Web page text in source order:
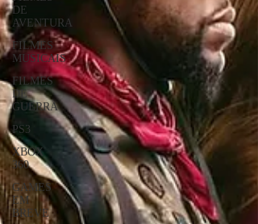
DE
AVENTURA
FILMES
MUSICAIS
FILMES
DE
GUERRA
PS3
XBOX
360
GAMES
EM
BREVE